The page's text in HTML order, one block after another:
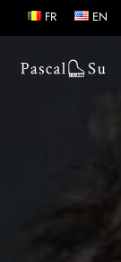
FR EN